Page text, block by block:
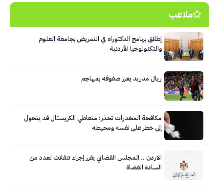
ملاعب
إطلاق برنامج الدكتوراه في التمريض بجامعة العلوم
والتكنولوجيا الأردنية
ريال مدريد يعزز صفوفه بمهاجم
مكافحة المخدرات تحذر: متعاطي الكريستال قد يتحول
إلى خطر على نفسه ومحيطه
الاردن .. المجلس القضائي يقرر إجراء تنقلات لعدد من
السادة القضاة